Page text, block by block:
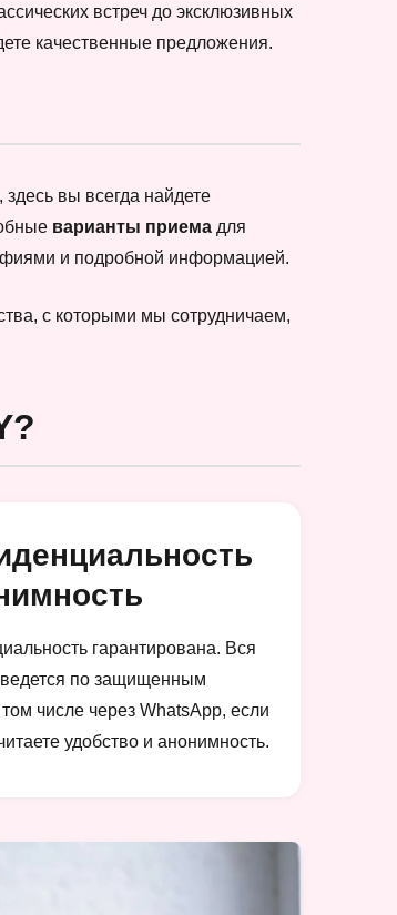
встреч до эксклюзивных
качественные предложения.
вы всегда найдете
варианты приема для
и подробной информацией.
с которыми мы сотрудничаем,
гарантирована. Вся
ведется по защищенным
числе через WhatsApp, если
удобство и анонимность.